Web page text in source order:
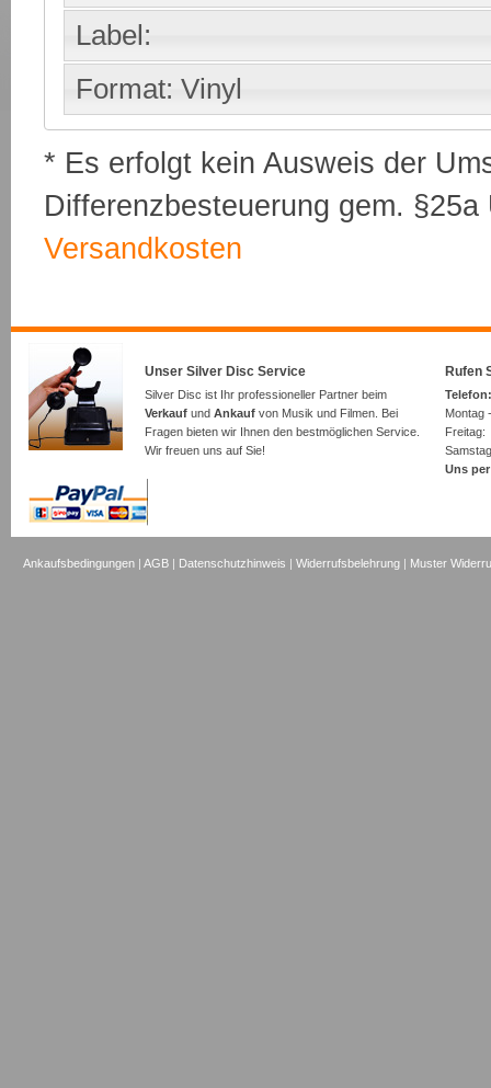
Label:
Format: Vinyl
* Es erfolgt kein Ausweis der
Differenzbesteuerung gem.
Versandkosten
Unser Silver Disc Service
Silver Disc ist Ihr professioneller Partner beim
Verkauf und Ankauf von Musik und Filmen. Bei
Fragen bieten wir Ihnen den bestmöglichen Service.
Wir freuen uns auf Sie!
Rufen
Montag
Uns
Ankaufsbedingungen |AGB | Datenschutzhinweis |Widerrufsbelehrung | Muster